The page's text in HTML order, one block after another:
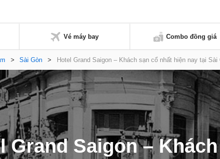
Vé máy bay Combo đồng giá
> Sài Gòn > Hotel Grand Saigon – Khách sạn cổ nhất hiện nay tại Sài
Grand Saigon –